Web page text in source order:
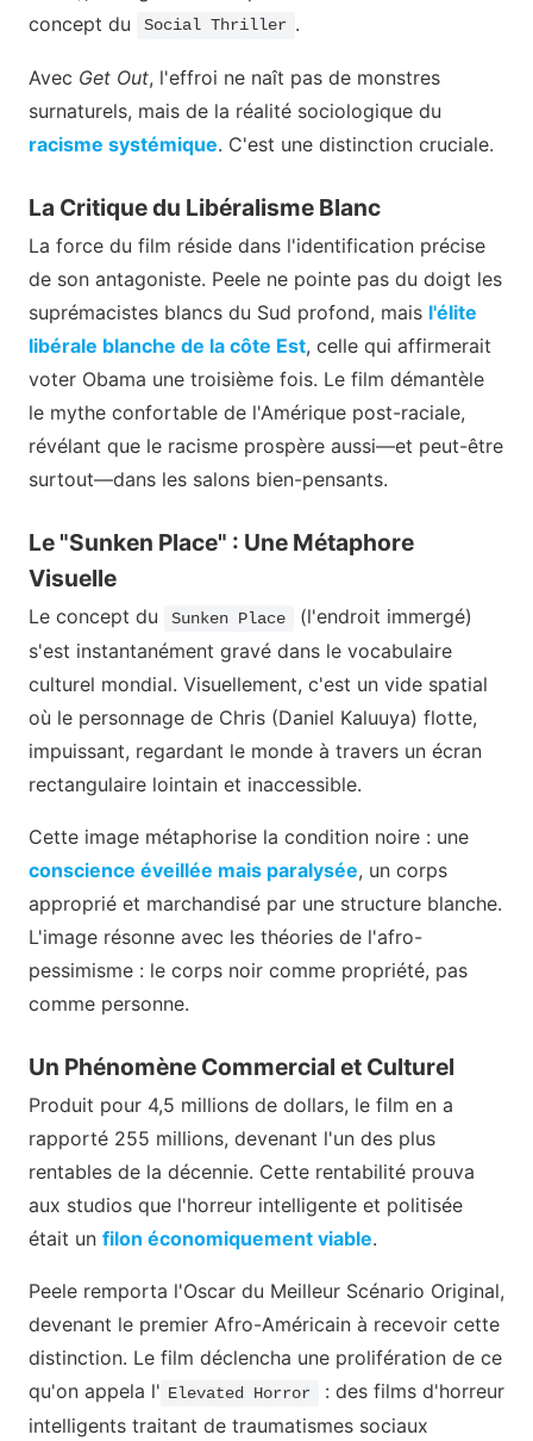
concept du
Social Thriller .
Avec Get Out, l'effroi ne naît pas de monstres
surnaturels, mais de la réalité sociologique du
racisme systémique. C'est une distinction cruciale.
La Critique du Libéralisme Blanc
La force du film réside dans l'identification précise
de son antagoniste. Peele ne pointe pas du doigt les
suprémacistes blancs du Sud profond, mais l'élite
libérale blanche de la côte Est, celle qui affirmerait
voter Obama une troisième fois. Le film démantèle
le mythe confortable de l'Amérique post-raciale,
révélant que le racisme prospère aussi—et peut-être
surtout—dans les salons bien-pensants.
Le "Sunken Place" : Une Métaphore
Visuelle
Le concept du Sunken Place
(l'endroit immergé)
s'est instantanément gravé dans le vocabulaire
culturel mondial. Visuellement, c'est un vide spatial
où le personnage de Chris (Daniel Kaluuya) flotte,
impuissant, regardant le monde à travers un écran
rectangulaire lointain et inaccessible.
Cette image métaphorise la condition noire : une
conscience éveillée mais paralysée, un corps
approprié et marchandisé par une structure blanche.
L'image résonne avec les théories de l'afro-
pessimisme : le corps noir comme propriété, pas
comme personne.
Un Phénomène Commercial et Culturel
Produit pour 4,5 millions de dollars, le film en a
rapporté 255 millions, devenant l'un des plus
rentables de la décennie. Cette rentabilité prouva
aux studios que l'horreur intelligente et politisée
était un filon économiquement viable.
Peele remporta l'Oscar du Meilleur Scénario Original,
devenant le premier Afro-Américain à recevoir cette
distinction. Le film déclencha une prolifération de ce
qu'on appela l' Elevated Horror
: des films d'horreur
intelligents traitant de traumatismes sociaux